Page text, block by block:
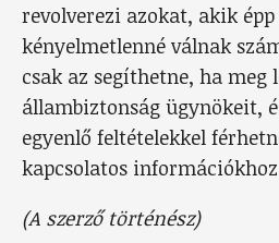
revolverezi azokat, akik
kényelmetlenné válnak
csak az segíthetne, ha meg
állambiztonság ügynökeit,
egyenlő feltételekkel
kapcsolatos
(A szerző történész)